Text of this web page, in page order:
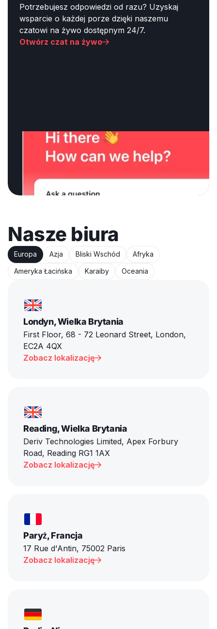
Potrzebujesz odpowiedzi od razu? Uzyskaj
wsparcie o każdej porze dzięki naszemu
czatowi na żywo dostępnym 24/7.
Otwórz czat na żywo
Nasze biura
Europa Azja Bliski Wschód Afryka
Ameryka Łacińska Karaiby Oceania
Londyn, Wielka Brytania
First Floor, 68 - 72 Leonard Street, London,
EC2A 4QX
Zobacz lokalizację
Reading, Wielka Brytania
Deriv Technologies Limited, Apex Forbury
Road, Reading RG1 1AX
Zobacz lokalizację
Paryż, Francja
17 Rue d'Antin, 75002 Paris
Zobacz lokalizację